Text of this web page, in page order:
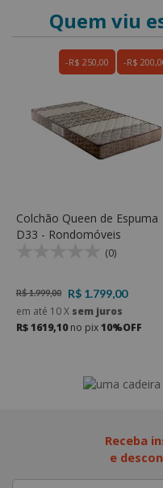
Quem viu
R$ 250,00 R$
Colchão Queen de Espuma
D33 - Rondomóveis
(0)
R$ 1.999,00
R$ 1.799,00
em até 10X sem juros
R$ 1619,10no pix10%OFF
Receba
e